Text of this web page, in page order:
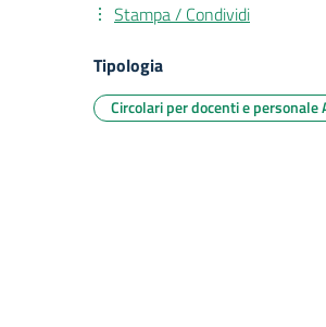
Stampa / Condividi
Tipologia
Circolari per docenti e personale